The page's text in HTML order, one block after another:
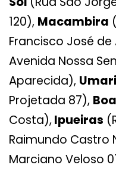
120), Macambira
Francisco José de
Avenida Nossa
Aparecida), Umari
Projetada 87),
Costa),Ipueiras
Raimundo Castro
Marciano Veloso